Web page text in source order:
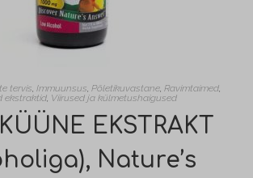
tervis, Immuunsus, Põletikuvastane, Ravimtaimed,
ekstraktid, Viirused ja külmetushaigused
EKSTRAKT
Nature’s